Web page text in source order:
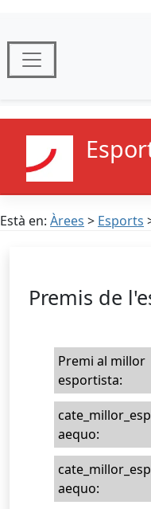
Està en: Àrees > Esports
Premis de
Premi al millor
esportista:
aequo:
aequo: